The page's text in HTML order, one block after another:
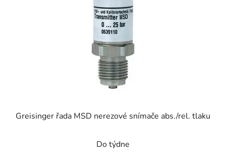
Greisinger řada MSD nerezové snímače abs./rel. tlaku
Do týdne